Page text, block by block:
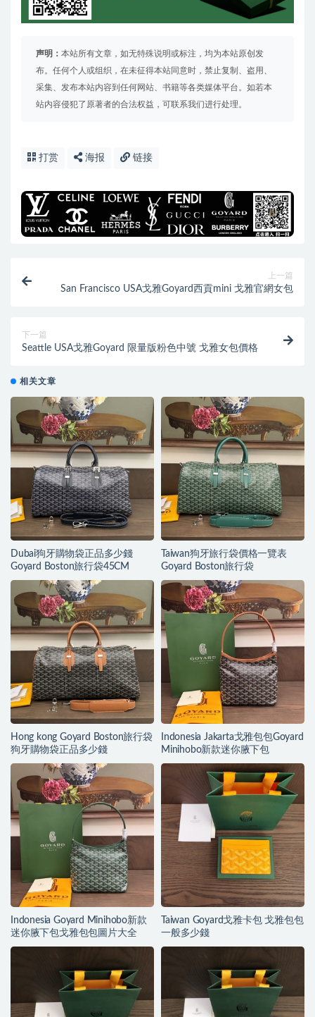
声明： 本站所有文章，如无特殊说明或标注，均为本站原创发
布。任何个人或组织，在未征得本站同意时，禁止复制、盗用、
采集、发布本站内容到任何网站、书籍等各类媒体平台。如若本
站内容侵犯了原著者的合法权益，可联系我们进行处理。
打赏 海报 链接
上一篇
San Francisco USA戈雅Goyard西貢mini 戈雅官網女包
下一篇
Seattle USA戈雅Goyard 限量版粉色中號 戈雅女包價格
相关文章
Dubai狗牙購物袋正品多少錢
Goyard Boston旅行袋45CM
Taiwan狗牙旅行袋價格一覽表
Goyard Boston旅行袋
Hong kong Goyard Boston旅行袋
狗牙購物袋正品多少錢
Indonesia Jakarta戈雅包包Goyard
Minihobo新款迷你腋下包
Indonesia Goyard Minihobo新款
迷你腋下包戈雅包包圖片大全
Taiwan Goyard戈雅卡包 戈雅包包
一般多少錢